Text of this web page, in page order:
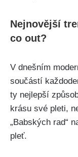
Nejnovější⁤
co out?
V dnešním
součástí
ty nejlepší
krásu⁣ své​ pleti,
„Babských rad“
‍pleť.